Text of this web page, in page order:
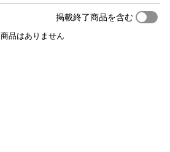
掲載終了商品を含む
商品はありません